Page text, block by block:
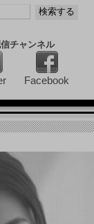
チャンネル
Facebook